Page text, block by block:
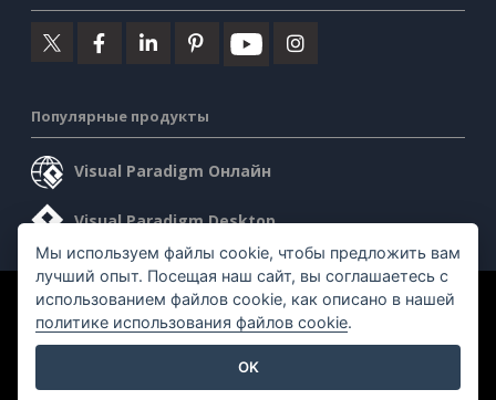
Популярные продукты
Visual Paradigm Онлайн
Visual Paradigm Desktop
©2026 by Visual Paradigm. Все права защищены.
Мы используем файлы cookie, чтобы предложить вам
лучший опыт. Посещая наш сайт, вы соглашаетесь с
использованием файлов cookie, как описано в нашей
политике использования файлов cookie.
OK